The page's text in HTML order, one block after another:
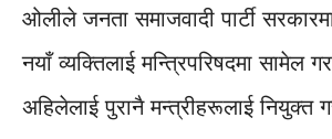
ओलीले जनता समाजवादी पार्टी
नयाँ व्यक्तिलाई मन्त्रिपरिषदमा सामेल
अहिलेलाई पुरानै मन्त्रीहरूलाई नियुक्त